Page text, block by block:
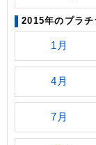
2015年のプラ
1月
4月
7月